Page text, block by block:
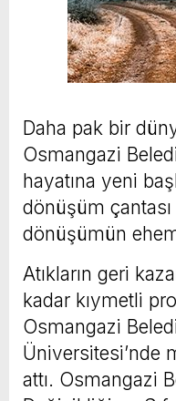
Daha pak bir
Osmangazi
hayatına yeni
dönüşüm
dönüşümün
Atıkların geri
kadar kıymetli
Osmangazi
Üniversitesi’nde
attı. Osmangazi